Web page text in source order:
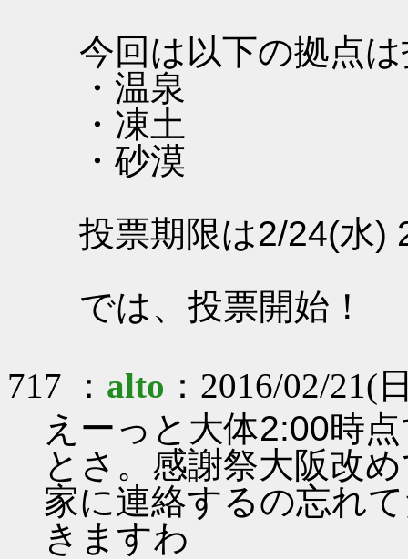
今回は以下の拠点
・温泉
・凍土
・砂漠
投票期限は2/24(水)
では、投票開始！
717 ： alto ：2016/02/21(
えーっと大体2:00時
とさ。感謝祭大阪改
家に連絡するの忘れ
きますわ